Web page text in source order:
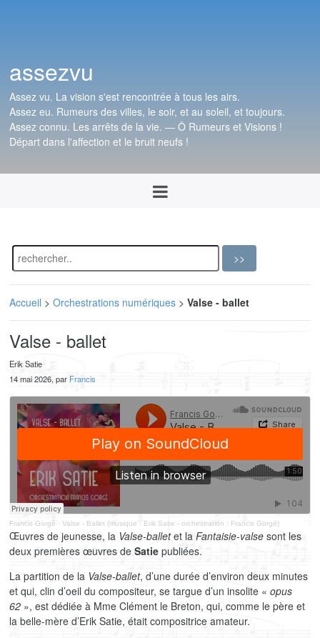
assezvu
Assez vu. La vision s'est rencontrée à tous les airs.
Assez eu. Rumeurs des villes, le soir, et au soleil, et toujours.
Assez connu. Les arrêts de la vie. — Ô Rumeurs et Visions !
Départ dans l'affection et le bruit neufs !
Accueil >Orchestrations numériques >Valse - ballet
Valse - ballet
Erik Satie
14 mai 2026, par Francis
Francis Gorgé ·Valse - Ballet (musique : Erik Satie - orchestration : Francis Gorgé)
Œuvres de jeunesse, la Valse-balletet laFantaisie-valse sont les
deux premières œuvres deSatie publiées.
La partition de la Valse-ballet, d’une durée d’environ deux minutes
et qui, clin d’oeil du compositeur, se targue d’un insolite «opus
62 », est dédiée à Mme Clément le Breton, qui, comme le père et
la belle-mère d’Erik Satie, était compositrice amateur.